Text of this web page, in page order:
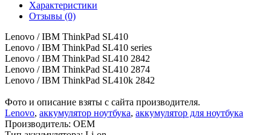
Характеристики
Отзывы (0)
Lenovo / IBM ThinkPad SL410
Lenovo / IBM ThinkPad SL410 series
Lenovo / IBM ThinkPad SL410 2842
Lenovo / IBM ThinkPad SL410 2874
Lenovo / IBM ThinkPad SL410k 2842
Фото и описание взяты с сайта производителя.
Lenovo, аккумулятор ноутбука, аккумулятор для ноутбука
Производитель: OEM